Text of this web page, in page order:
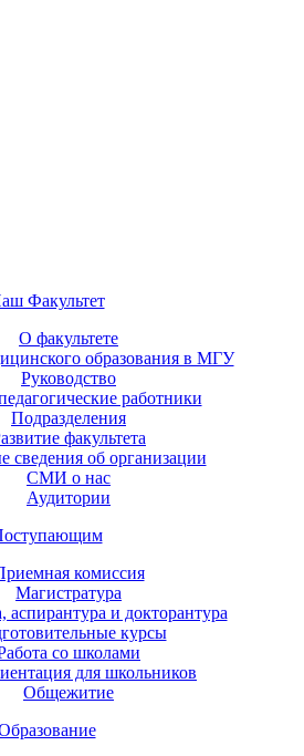
Факультет
О факультете
образования в МГУ
Руководство
работники
Подразделения
факультета
сведения об организации
СМИ о нас
Аудитории
комиссия
Магистратура
аспирантура и докторантура
курсы
со школами
для школьников
Общежитие